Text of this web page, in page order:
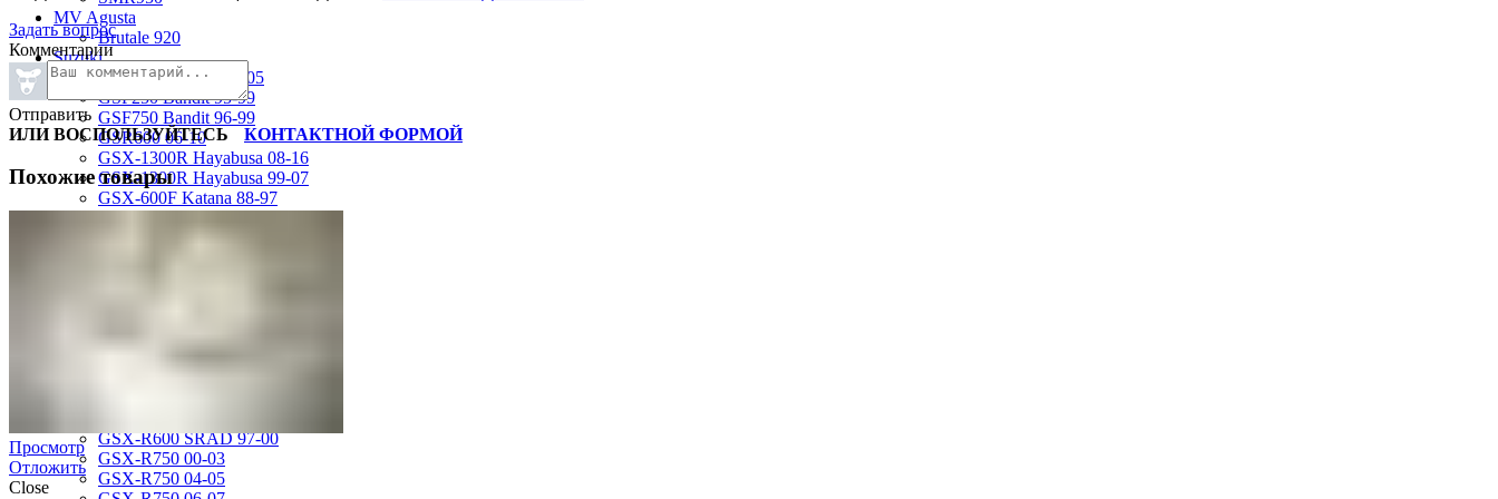
MV Agusta
Brutale 920
Suzuki
GSF1200 Bandit 01-05
GSF250 Bandit 95-99
GSF750 Bandit 96-99
GSR600 06-10
GSX-1300R Hayabusa 08-16
GSX-1300R Hayabusa 99-07
GSX-600F Katana 88-97
GSX-R1000 03-04
GSX-R400 90-95
GSX-R600 SRAD 97-00
GSX-R750 00-03
GSX-R750 04-05
Задать вопрос
Комментарии
Отправить
ИЛИ ВОСПОЛЬЗУЙТЕСЬ
КОНТАКТНОЙ ФОРМОЙ
Похожие товары
Просмотр
Отложить
Close